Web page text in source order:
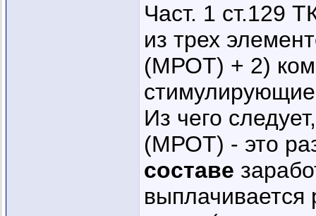
Част. 1 ст.129
из трех
(МРОТ) + 2)
Из чего
(МРОТ) - это
составе